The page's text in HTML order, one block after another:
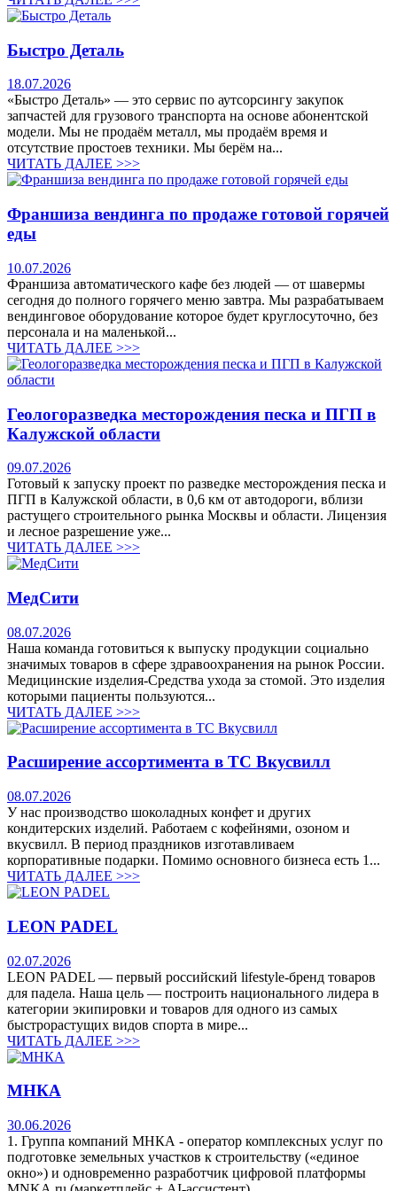
Быстро Деталь
18.07.2026
«Быстро Деталь» — это сервис по аутсорсингу закупок
запчастей для грузового транспорта на основе абонентской
модели. Мы не продаём металл, мы продаём время и
отсутствие простоев техники. Мы берём на...
ЧИТАТЬ ДАЛЕЕ >>>
Франшиза вендинга по продаже готовой горячей
еды
10.07.2026
Франшиза автоматического кафе без людей — от шавермы
сегодня до полного горячего меню завтра. Мы разрабатываем
вендинговое оборудование которое будет круглосуточно, без
персонала и на маленькой...
ЧИТАТЬ ДАЛЕЕ >>>
Геологоразведка месторождения песка и ПГП в
Калужской области
09.07.2026
Готовый к запуску проект по разведке месторождения песка и
ПГП в Калужской области, в 0,6 км от автодороги, вблизи
растущего строительного рынка Москвы и области. Лицензия
и лесное разрешение уже...
ЧИТАТЬ ДАЛЕЕ >>>
МедСити
08.07.2026
Наша команда готовиться к выпуску продукции социально
значимых товаров в сфере здравоохранения на рынок России.
Медицинские изделия-Средства ухода за стомой. Это изделия
которыми пациенты пользуются...
ЧИТАТЬ ДАЛЕЕ >>>
Расширение ассортимента в ТС Вкусвилл
08.07.2026
У нас производство шоколадных конфет и других
кондитерских изделий. Работаем с кофейнями, озоном и
вкусвилл. В период праздников изготавливаем
корпоративные подарки. Помимо основного бизнеса есть 1...
ЧИТАТЬ ДАЛЕЕ >>>
LEON PADEL
02.07.2026
LEON PADEL — первый российский lifestyle-бренд товаров
для падела. Наша цель — построить национального лидера в
категории экипировки и товаров для одного из самых
быстрорастущих видов спорта в мире...
ЧИТАТЬ ДАЛЕЕ >>>
МНКА
30.06.2026
1. Группа компаний МНКА - оператор комплексных услуг по
подготовке земельных участков к строительству («единое
окно») и одновременно разработчик цифровой платформы